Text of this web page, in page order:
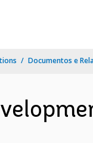
Documentos e